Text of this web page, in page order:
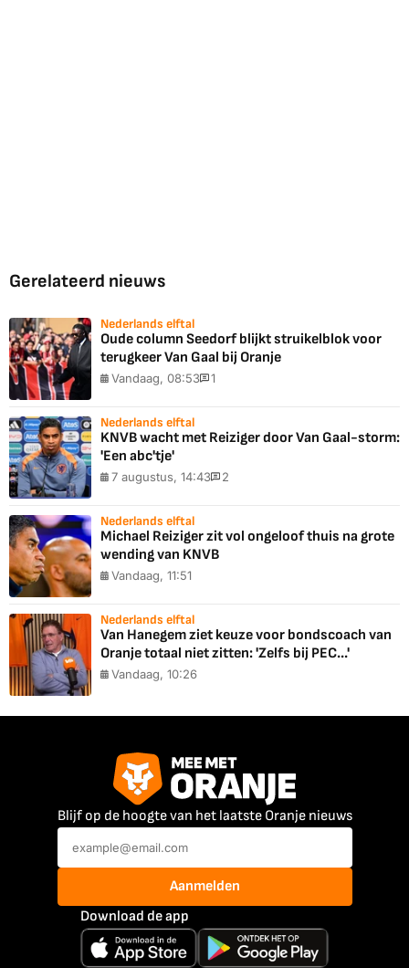
Gerelateerd nieuws
Nederlands elftal
Oude column Seedorf blijkt struikelblok voor
terugkeer Van Gaal bij Oranje
Vandaag, 08:53 1
Nederlands elftal
KNVB wacht met Reiziger door Van Gaal-storm:
'Een abc'tje'
7 augustus, 14:43 2
Nederlands elftal
Michael Reiziger zit vol ongeloof thuis na grote
wending van KNVB
Vandaag, 11:51
Nederlands elftal
Van Hanegem ziet keuze voor bondscoach van
Oranje totaal niet zitten: 'Zelfs bij PEC...'
Vandaag, 10:26
Blijf op de hoogte van het laatste Oranje nieuws
Aanmelden
Download de app